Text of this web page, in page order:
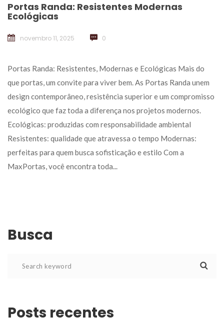
Portas Randa: Resistentes Modernas
Ecológica
novembro 11, 2025 0
Portas Randa: Resistentes, Modernas e Ecológicas Mais do
que portas, um convite para viver bem. As Portas Randa unem
design contemporâneo, resistência superior e um compromisso
ecológico que faz toda a diferença nos projetos modernos.
Ecológicas: produzidas com responsabilidade ambiental
Resistentes: qualidade que atravessa o tempo Modernas:
perfeitas para quem busca sofisticação e estilo Com a
MaxPortas, você encontra toda...
Busca
Posts recente